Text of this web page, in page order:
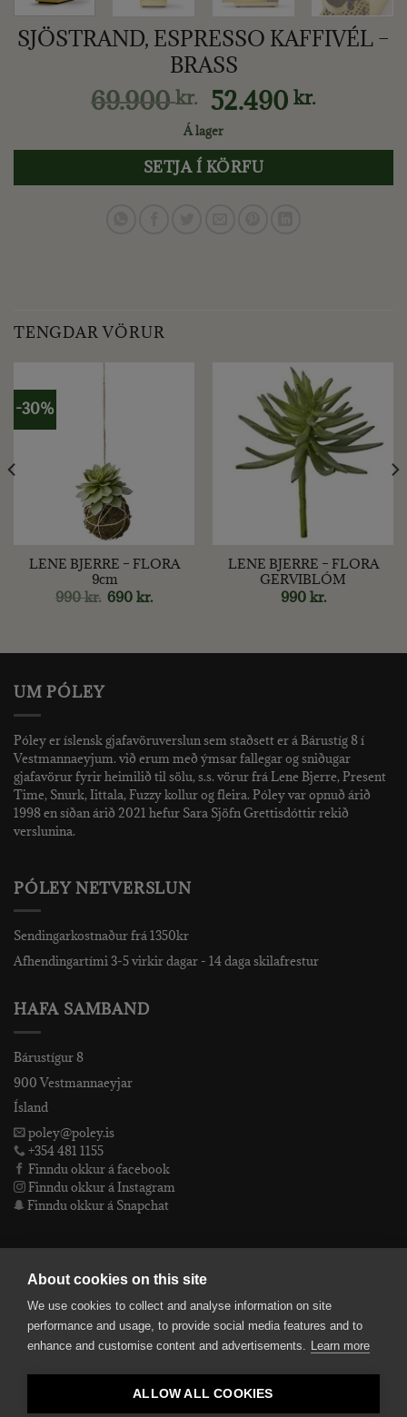
SJÖSTRAND, ESPRESSO KAFFIVÉL –
BRASS
69.900kr. Original
price
was:
69.900 kr..
52.490 kr.Current
is:
Á lager
SETJA Í KÖRFU
TENGDAR VÖRUR
-30%
LENE BJERRE – FLORA
9cm
990kr. Original
price
690kr.
price
LENE BJERRE – FLORA
GERVIBLÓM
990 kr.
UM PÓLEY
Póley er íslensk gjafavöruverslun sem staðsett er á Bárustíg 8 í
Vestmannaeyjum. við erum með ýmsar fallegar og sniðugar
gjafavörur fyrir heimilið til sölu, s.s. vörur frá Lene Bjerre, Present
Time, Snurk, Iittala, Fuzzy kollur og fleira. Póley var opnuð árið
1998 en síðan árið 2021 hefur Sara Sjöfn Grettisdóttir rekið
verslunina.
PÓLEY NETVERSLUN
Sendingarkostnaður frá 1350kr
Afhendingartími 3-5 virkir dagar - 14 daga skilafrestur
HAFA SAMBAND
Bárustígur 8
900 Vestmannaeyjar
Ísland
poley@poley.is
+354 481 1155
Finndu okkur á facebook
Finndu okkur á Instagram
Finndu okkur á Snapchat
Póley ehf
kt: 4905072480
smelltu hér fyrir Lógóið okkar í fullri upplausn
About cookies on this site
We use cookies to collect and analyse information on site
performance and usage, to provide social media features and to
enhance and customise content and advertisements. Learn more
ALLOW ALL COOKIES